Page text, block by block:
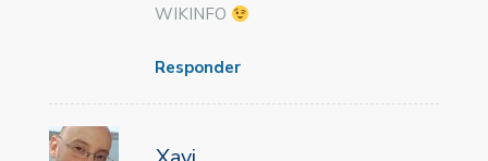
WIKINFO
Responder